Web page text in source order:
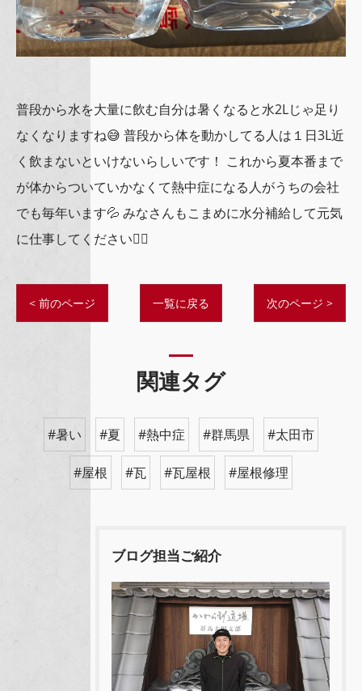
普段から水を大量に飲む自分は暑くなると水2Lじゃ足り
なくなりますね😅 普段から体を動かしてる人は１日3L近
く飲まないといけないらしいです！ これから夏本番まで
が体からついていかなくて熱中症になる人がうちの会社
でも毎年います💦 みなさんもこまめに水分補給して元気
に仕事してください💁‍♂️
< 前のページ 一覧に戻る 次のページ >
関連タグ
#暑い #夏 #熱中症 #群馬県 #太田市
#屋根 #瓦 #瓦屋根 #屋根修理
ブログ担当ご紹介